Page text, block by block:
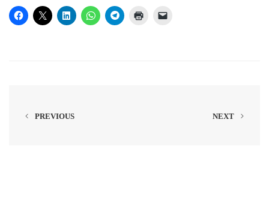
PREVIOUS NEXT